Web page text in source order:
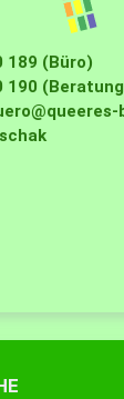
189 (Büro)
190